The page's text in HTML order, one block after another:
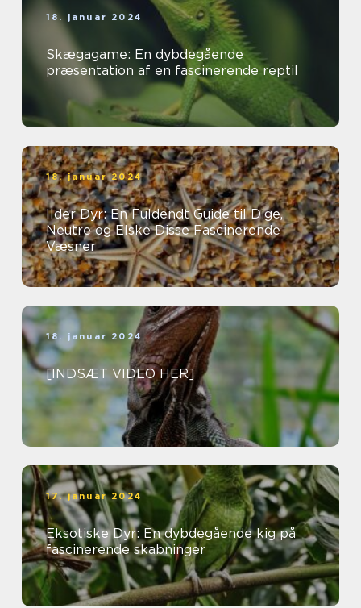
18. januar 2024
Skægagame: En dybdegående
præsentation af en fascinerende reptil
18. januar 2024
Ilder Dyr: En Fuldendt Guide til Dige,
Neutre og Elske Disse Fascinerende
Væsner
18. januar 2024
[INDSÆT VIDEO HER]
17. januar 2024
Eksotiske Dyr: En dybdegående kig på
fascinerende skabninger